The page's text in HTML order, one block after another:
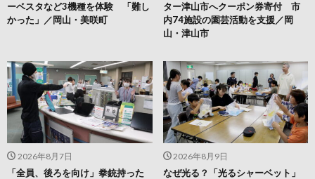
2026年8月9日
なぜ光る？「光るシャーベット」
2026年8月7日
「全員、後ろを向け」拳銃持った
ター津山市へクーポン券寄付 市
内74施設の園芸活動を支援／岡
山・津山市
ーベスタなど3機種を体験 「難し
かった」／岡山・美咲町